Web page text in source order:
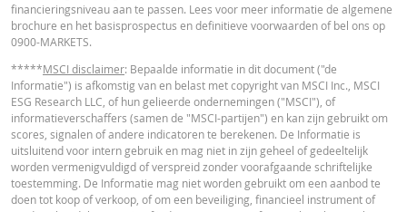
financieringsniveau aan te passen. Lees voor meer informatie de algemene
brochure en het basisprospectus en definitieve voorwaarden of bel ons op
0900-MARKETS.
*****MSCI disclaimer: Bepaalde informatie in dit document ("de
Informatie") is afkomstig van en belast met copyright van MSCI Inc., MSCI
ESG Research LLC, of hun gelieerde ondernemingen ("MSCI"), of
informatieverschaffers (samen de "MSCI-partijen") en kan zijn gebruikt om
scores, signalen of andere indicatoren te berekenen. De Informatie is
uitsluitend voor intern gebruik en mag niet in zijn geheel of gedeeltelijk
worden vermenigvuldigd of verspreid zonder voorafgaande schriftelijke
toestemming. De Informatie mag niet worden gebruikt om een aanbod te
doen tot koop of verkoop, of om een beveiliging, financieel instrument of